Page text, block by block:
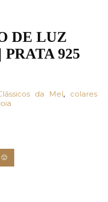
DE LUZ
925
da Mel, colares